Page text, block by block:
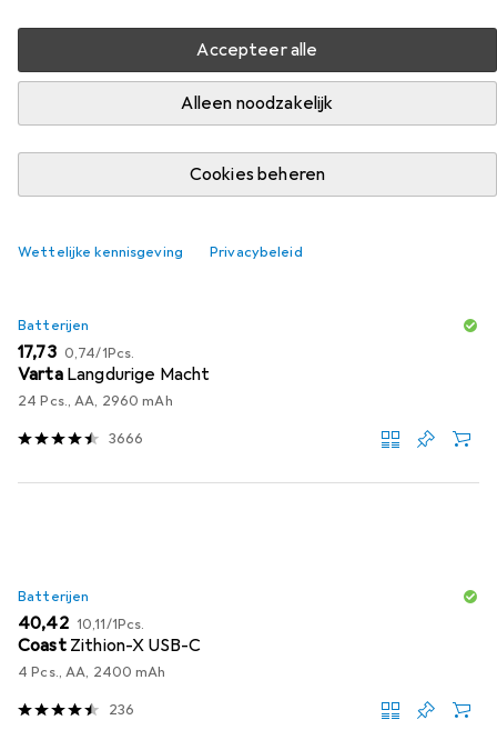
Accepteer alle
Alleen noodzakelijk
Cookies beheren
Wettelijke kennisgeving Privacybeleid
uit de categorieën Batterijen, Webcam en Muismat.
Batterijen
EUR
17,73 EUR
0,74/1Pcs.
Varta Langdurige Macht
24 Pcs., AA, 2960 mAh
3666
Batterijen
EUR
40,42 EUR
10,11/1Pcs.
Coast Zithion-X USB-C
4 Pcs., AA, 2400 mAh
236